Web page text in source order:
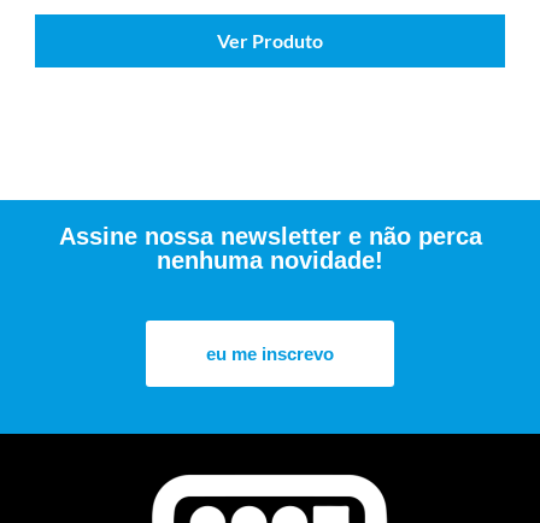
Ver Produto
Assine nossa newsletter e não perca
nenhuma novidade!
eu me inscrevo